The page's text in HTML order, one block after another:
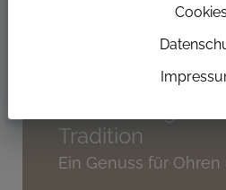
Tradition
Ein Genuss für Ohren
Cookies